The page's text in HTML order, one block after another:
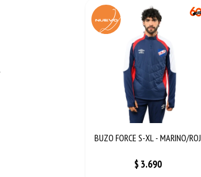
BUZO FORCE S-XL - MARINO/ROJ
$ 3.690